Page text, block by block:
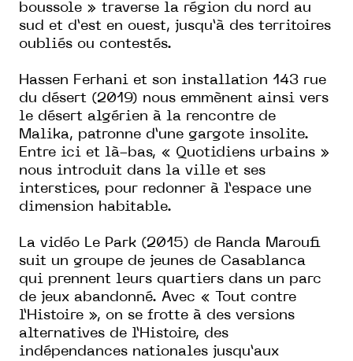
boussole » traverse la région du nord au
sud et d’est en ouest, jusqu’à des territoires
oubliés ou contestés.
Hassen Ferhani et son installation 143 rue
du désert (2019) nous emmènent ainsi vers
le désert algérien à la rencontre de
Malika, patronne d’une gargote insolite.
Entre ici et là-bas, « Quotidiens urbains »
nous introduit dans la ville et ses
interstices, pour redonner à l’espace une
dimension habitable.
La vidéo Le Park (2015) de Randa Maroufi
suit un groupe de jeunes de Casablanca
qui prennent leurs quartiers dans un parc
de jeux abandonné. Avec « Tout contre
l’Histoire », on se frotte à des versions
alternatives de l’Histoire, des
indépendances nationales jusqu’aux